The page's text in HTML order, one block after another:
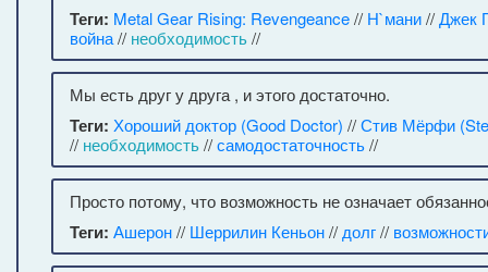
Теги: Metal Gear Rising: Revengeance// Н`мани//Джек
война// необходимость//
Мы есть друг у друга , и этого достаточно.
Теги: Хороший доктор (Good Doctor) //Стив Мёрфи
// необходимость//самодостаточность//
Просто потому, что возможность не означает
Теги: Ашерон// Шеррилин Кеньон// долг//